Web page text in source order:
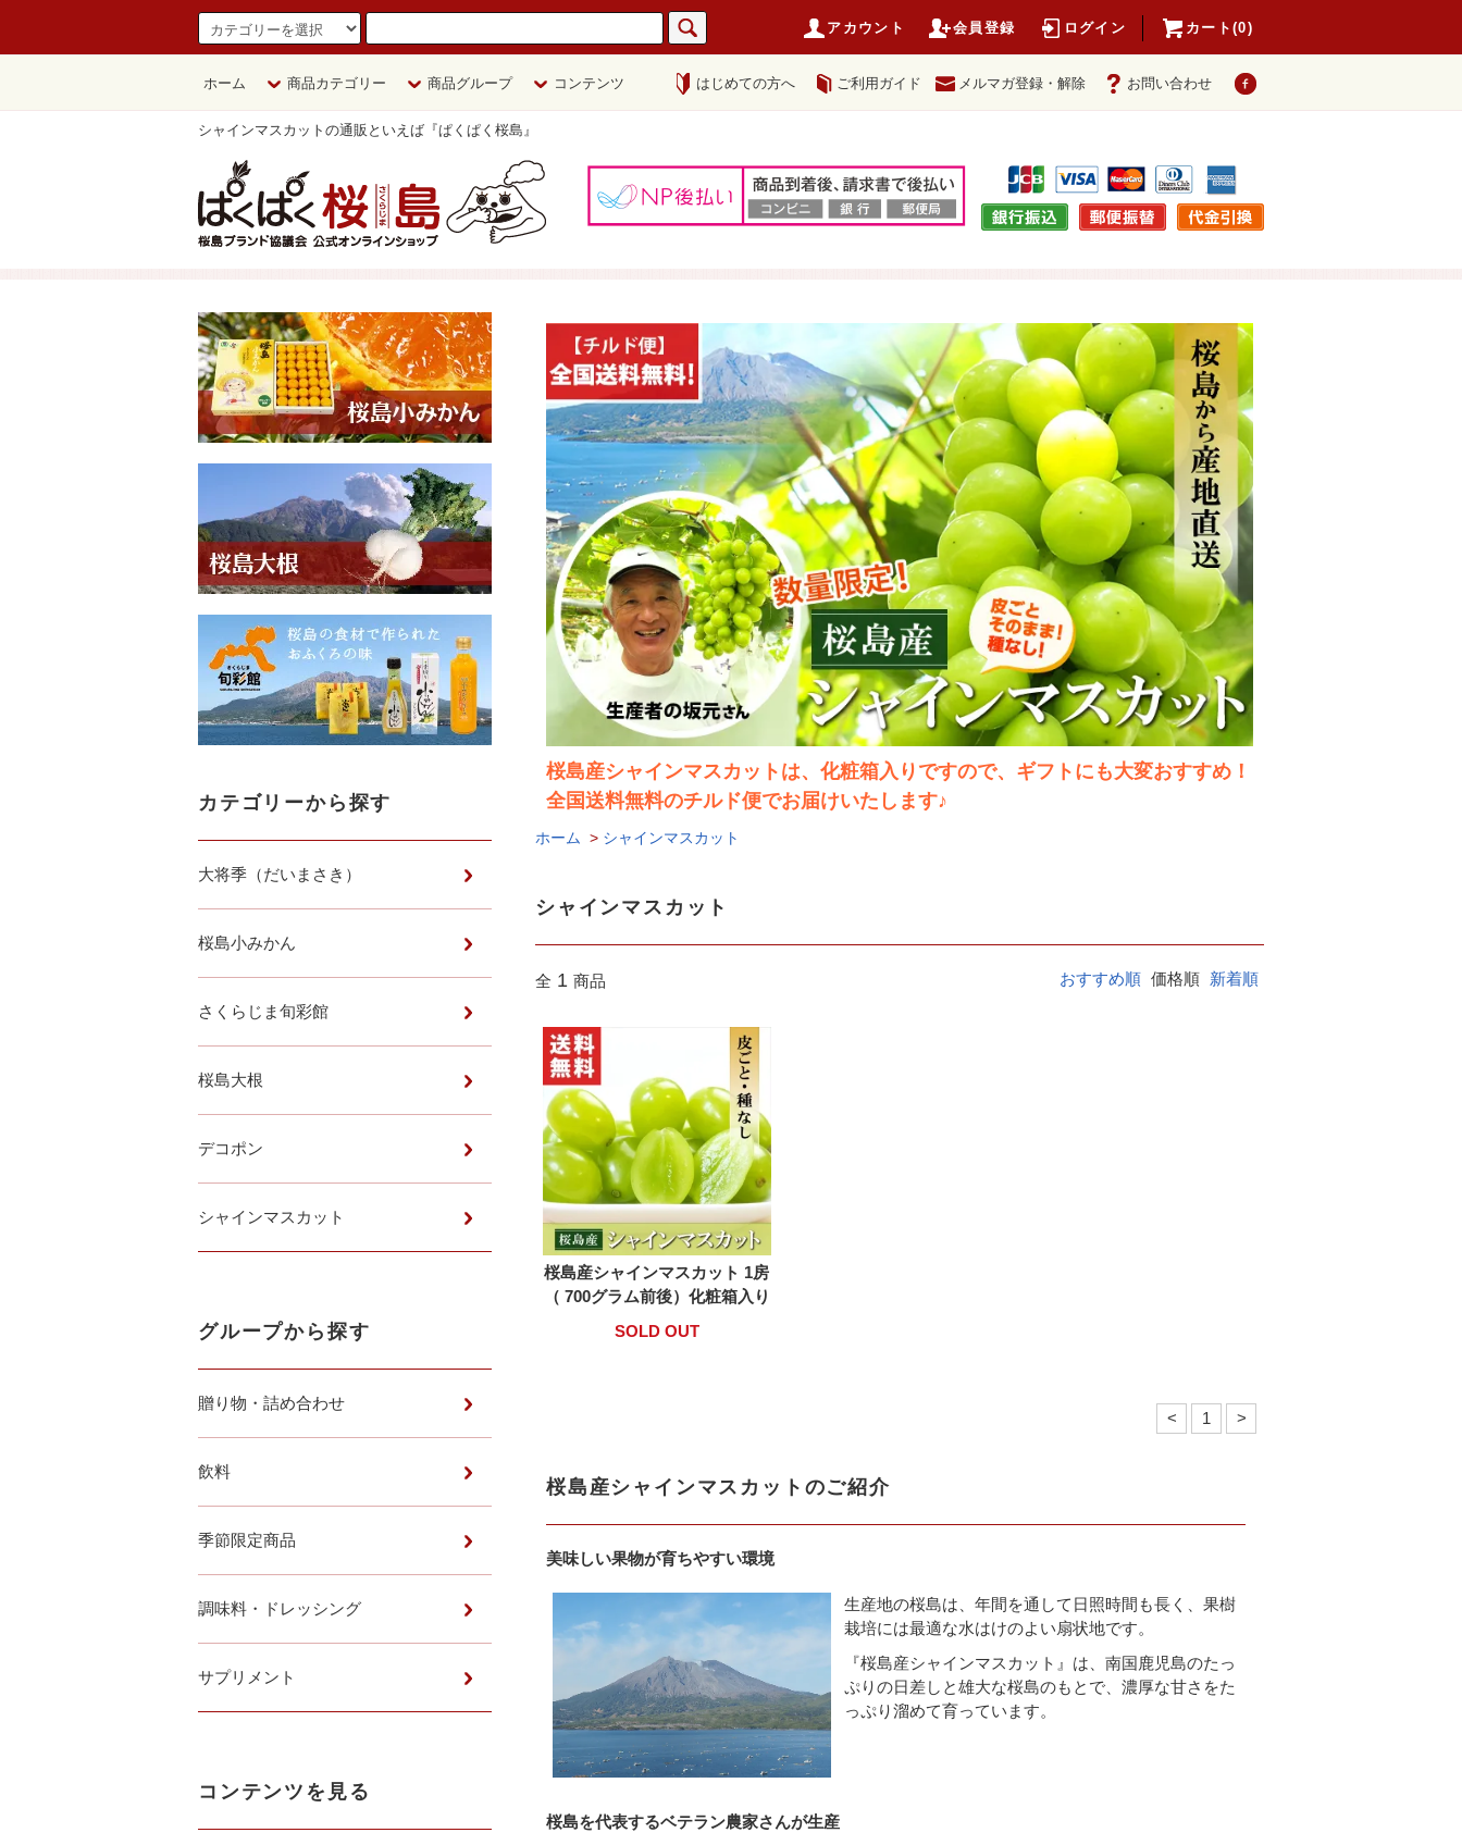
アカウント 会員登録 ログイン カート(0)
ホーム 商品カテゴリー 商品グループ コンテンツ はじめての方へ ご利用ガイド メルマガ登録・解除 お問い合わせ
シャインマスカットの通販といえば『ぱくぱく桜島』
桜島産シャインマスカットは、化粧箱入りですので、ギフトにも大変おすすめ！
全国送料無料のチルド便でお届けいたします♪
ホーム > シャインマスカット
シャインマスカット
全 1 商品 おすすめ順 価格順 新着順
桜島産シャインマスカット 1房
（ 700グラム前後）化粧箱入り
SOLD OUT
< 1 >
桜島産シャインマスカットのご紹介
美味しい果物が育ちやすい環境
生産地の桜島は、年間を通して日照時間も長く、果樹
栽培には最適な水はけのよい扇状地です。
『桜島産シャインマスカット』は、南国鹿児島のたっ
ぷりの日差しと雄大な桜島のもとで、濃厚な甘さをた
っぷり溜めて育っています。
桜島を代表するベテラン農家さんが生産
カテゴリーから探す
大将季（だいまさき）
桜島小みかん
さくらじま旬彩館
桜島大根
デコポン
シャインマスカット
グループから探す
贈り物・詰め合わせ
飲料
季節限定商品
調味料・ドレッシング
サプリメント
コンテンツを見る